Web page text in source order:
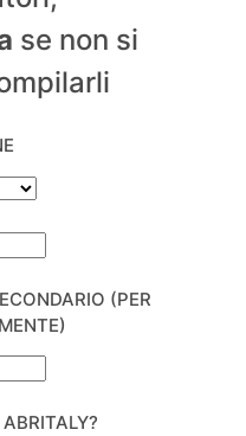
se non si
(PER